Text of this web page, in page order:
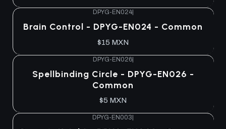
DPYG-EN024|
Brain Control - DPYG-EN024 - Common
$15 MXN
DPYG-EN026|
Spellbinding Circle - DPYG-EN026 -
Common
$5 MXN
DPYG-EN003